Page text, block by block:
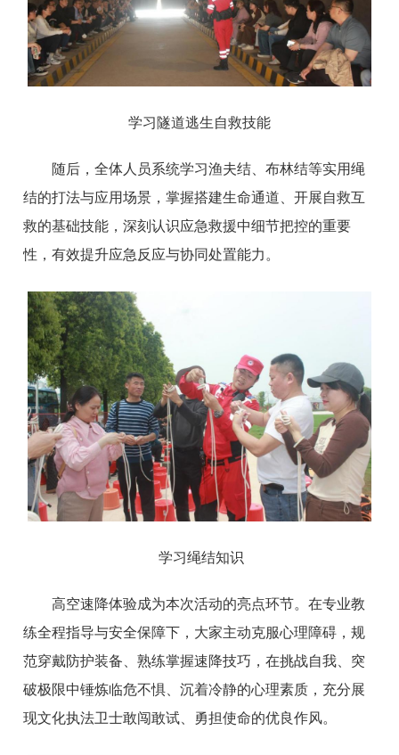
学习隧道逃生自救技能
随后，全体人员系统学习渔夫结、布林结等实用绳
结的打法与应用场景，掌握搭建生命通道、开展自救互
救的基础技能，深刻认识应急救援中细节把控的重要
性，有效提升应急反应与协同处置能力。
学习绳结知识
高空速降体验成为本次活动的亮点环节。在专业教
练全程指导与安全保障下，大家主动克服心理障碍，规
范穿戴防护装备、熟练掌握速降技巧，在挑战自我、突
破极限中锤炼临危不惧、沉着冷静的心理素质，充分展
现文化执法卫士敢闯敢试、勇担使命的优良作风。